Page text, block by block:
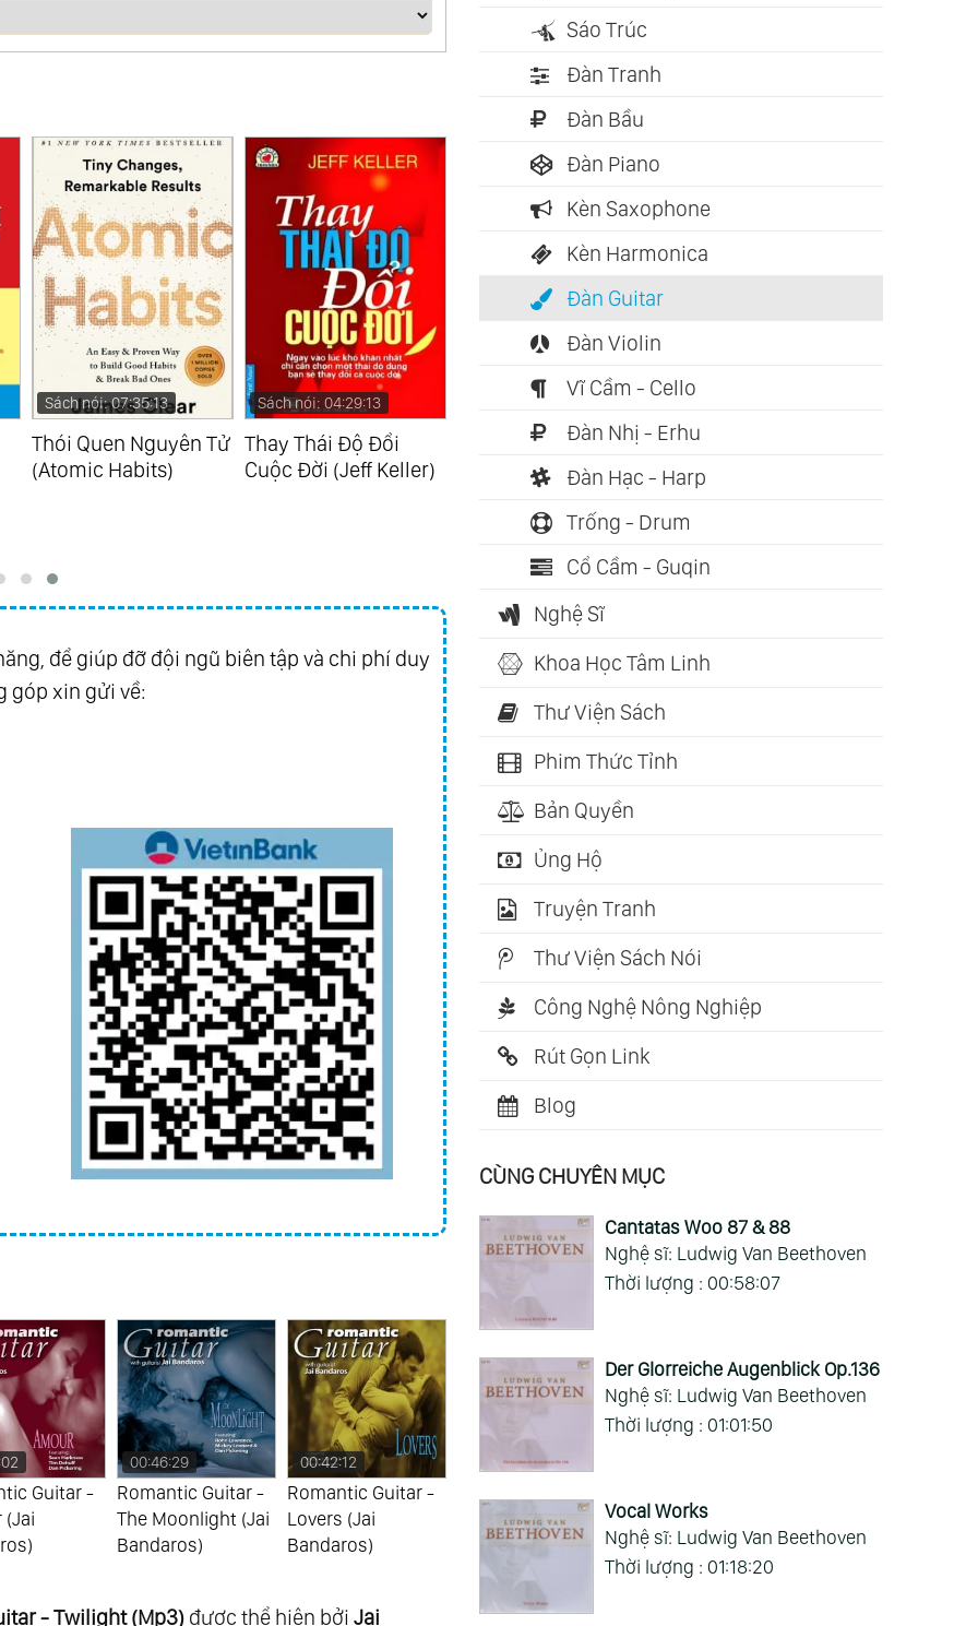
Sách nói: 04:29:13
Thay Thái Độ Đổi
Cuộc Đời (Jeff Keller)
Sách nói: 09:41:41
Sức Mạnh Tiềm Thức
(Joseph Murphy)
Sách nói: 05:57:45
Sức Mạnh Của Tĩnh
Tâm (Hải Hoa)
Sức Mạnh Của Sự
Khích Lệ (Ken
Blanchard)
để giúp đỡ đội ngũ biên tập và chi phí duy
góp xin gửi về:
Guitar -
(Jai
00:46:29
Romantic Guitar -
The Moonlight (Jai
Bandaros)
00:42:12
Romantic Guitar -
Lovers (Jai
Bandaros)
00:40:17
Twilight (Jai
Bandaros)
L’Affaire (Jai
Bandaros)
Bandaros)
- Twilight (Mp3) được thể hiện bởi Jai
Sáo Trúc
Đàn Tranh
Đàn Bầu
Đàn Piano
Kèn Saxophone
Kèn Harmonica
Đàn Guitar
Đàn Violin
Vĩ Cầm - Cello
Đàn Nhị - Erhu
Đàn Hạc - Harp
Trống - Drum
Cổ Cầm - Guqin
Nghệ Sĩ
Khoa Học Tâm Linh
Thư Viện Sách
Phim Thức Tỉnh
Bản Quyền
Ủng Hộ
Truyện Tranh
Thư Viện Sách Nói
Công Nghệ Nông Nghiệp
Rút Gọn Link
Blog
CÙNG CHUYÊN MỤC
Cantatas Woo 87 & 88
Nghệ sĩ: Ludwig Van Beethoven
Thời lượng : 00:58:07
Der Glorreiche Augenblick Op.136
Nghệ sĩ: Ludwig Van Beethoven
Thời lượng : 01:01:50
Vocal Works
Nghệ sĩ: Ludwig Van Beethoven
Thời lượng : 01:18:20